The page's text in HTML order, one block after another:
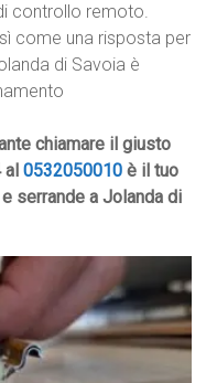
controllo remoto.
come una risposta per
di Savoia è
chiamare il giusto
al0532050010 è il tuo
serrande a Jolanda di